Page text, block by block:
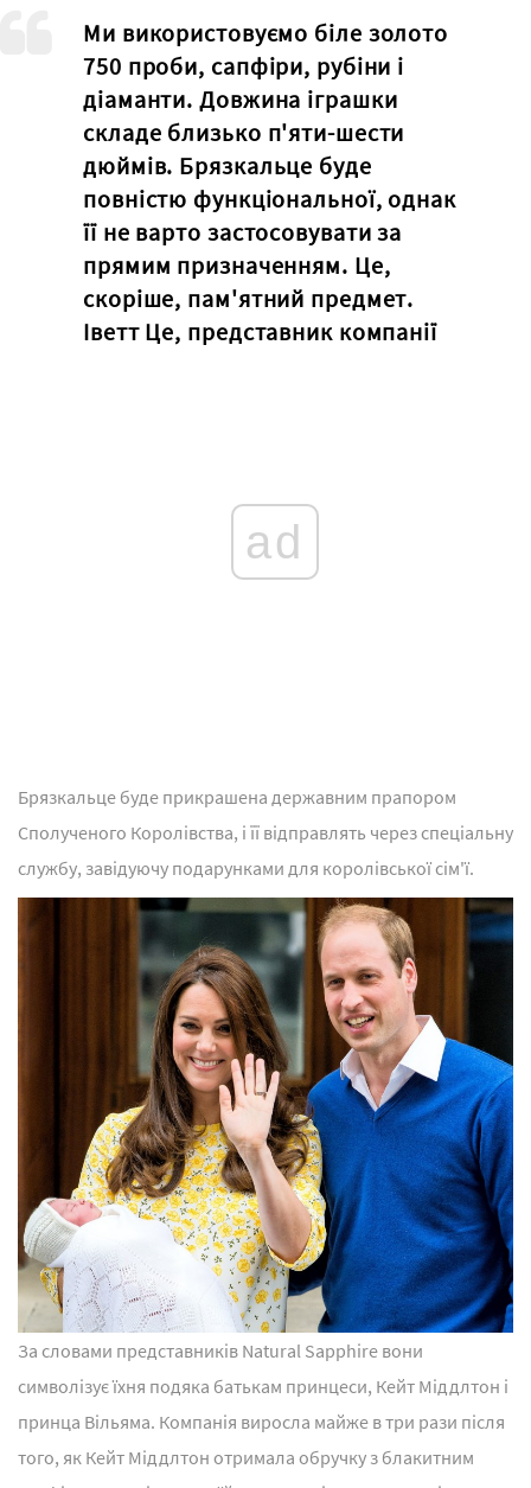
Ми використовуємо біле золото
750 проби, сапфіри, рубіни і
діаманти. Довжина іграшки
складе близько п'яти-шести
дюймів. Брязкальце буде
повністю функціональної, однак
її не варто застосовувати за
прямим призначенням. Це,
скоріше, пам'ятний предмет.
Іветт Це, представник компанії
ad
Брязкальце буде прикрашена державним прапором
Сполученого Королівства, і її відправлять через спеціальну
службу, завідуючу подарунками для королівської сім'ї.
За словами представників Natural Sapphire вони
символізує їхня подяка батькам принцеси, Кейт Міддлтон і
принца Вільяма. Компанія виросла майже в три рази після
того, як Кейт Міддлтон отримала обручку з блакитним